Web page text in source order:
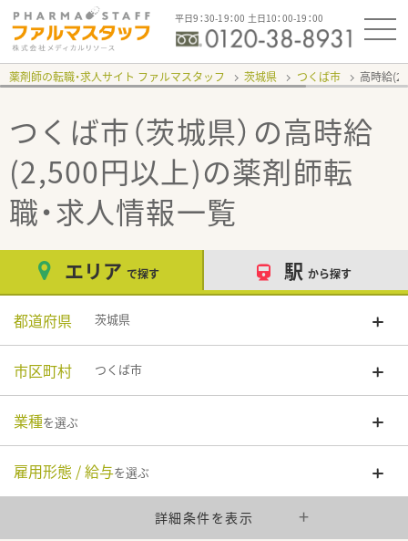
平日9：30-19：00 土日10：00-19：00
薬剤師の転職・求人サイト ファルマスタッフ 茨城県 つくば市 高時給
つくば市（茨城県）の高時給
(2,500円以上)の薬剤師転
職・求人情報一覧
エリア で探す 駅 から探す
都道府県 茨城県
市区町村 つくば市
業種を選ぶ
雇用形態 / 給与を選ぶ
詳細条件を表示